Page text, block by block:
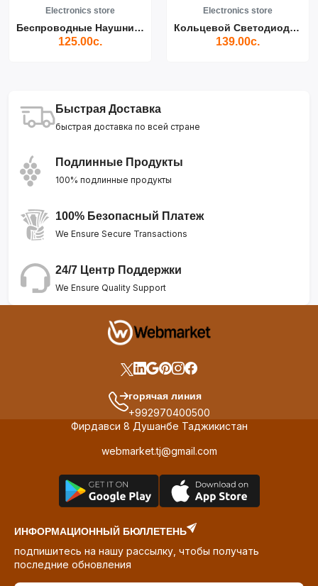
Electronics store
Беспроводные Наушники Air...
125.00с.
Electronics store
Кольцевой Светодиодный Св...
139.00с.
Быстрая Доставка
быстрая доставка по всей стране
Подлинные Продукты
100% подлинные продукты
100% Безопасный Платеж
We Ensure Secure Transactions
24/7 Центр Поддержки
We Ensure Quality Support
горячая линия
+992970400500
Фирдавси 8 Душанбе Таджикистан
webmarket.tj@gmail.com
ИНФОРМАЦИОННЫЙ БЮЛЛЕТЕНЬ
подпишитесь на нашу рассылку, чтобы получать
последние обновления